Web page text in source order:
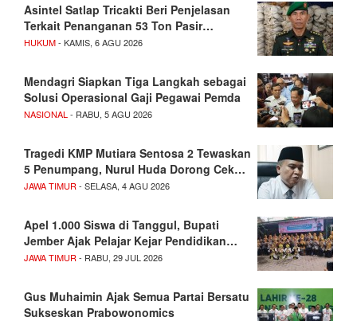
Asintel Satlap Tricakti Beri Penjelasan
Terkait Penanganan 53 Ton Pasir…
HUKUM- KAMIS, 6 AGU 2026
Mendagri Siapkan Tiga Langkah sebagai
Solusi Operasional Gaji Pegawai Pemda
NASIONAL - RABU, 5 AGU 2026
Tragedi KMP Mutiara Sentosa 2 Tewaskan
5 Penumpang, Nurul Huda Dorong Cek…
JAWA TIMUR - SELASA, 4 AGU 2026
Apel 1.000 Siswa di Tanggul, Bupati
Jember Ajak Pelajar Kejar Pendidikan…
JAWA TIMUR - RABU, 29 JUL 2026
Gus Muhaimin Ajak Semua Partai Bersatu
Sukseskan Prabowonomics